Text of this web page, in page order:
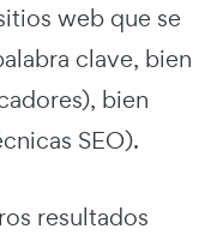
web que se
clave, bien
bien
SEO).
resultados